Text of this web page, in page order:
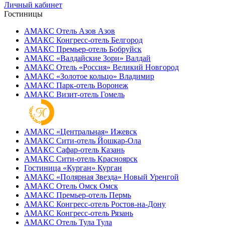
Личный кабинет
Гостиницы
АМАКС Отель ‎Азов Азов
АМАКС Конгресс-отель Белгород
АМАКС Премьер-отель Бобруйск
АМАКС «‎Валдайские Зори» Валдай
АМАКС Отель «‎Россия» Великий Новгород
АМАКС «‎Золотое кольцо» Владимир
АМАКС Парк-отель Воронеж
АМАКС Визит-отель Гомель
АМАКС «‎Центральная» Ижевск
АМАКС Сити-отель Йошкар-Ола
АМАКС Сафар-отель Казань
АМАКС Сити-отель Красноярск
Гостиница «‎Курган» Курган
АМАКС «Полярная Звезда» Новый Уренгой
АМАКС Отель ‎Омск Омск
АМАКС Премьер-отель Пермь
АМАКС Конгресс-отель Ростов-на-Дону
АМАКС Конгресс-отель Рязань
АМАКС Отель Тула Тула